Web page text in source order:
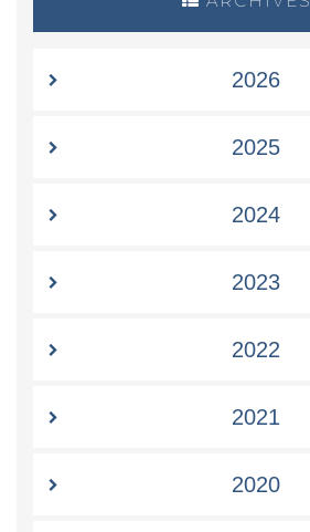
2026
2025
2024
2023
2022
2021
2020